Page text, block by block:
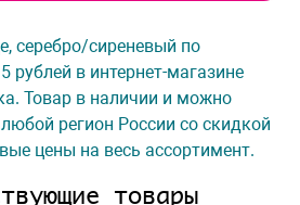
серебро/сиреневый по
рублей в интернет-магазине
Товар в наличии и можно
регион России со скидкой
цены на весь ассортимент.
товары